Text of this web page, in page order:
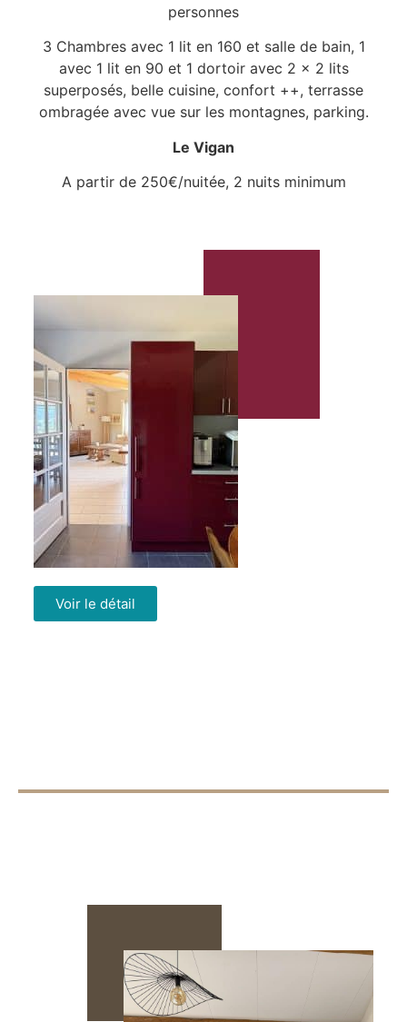
personnes
3 Chambres avec 1 lit en 160 et salle de bain, 1
avec 1 lit en 90 et 1 dortoir avec 2 x 2 lits
superposés, belle cuisine, confort ++, terrasse
ombragée avec vue sur les montagnes, parking.
Le Vigan
A partir de 250€/nuitée, 2 nuits minimum
Voir le détail